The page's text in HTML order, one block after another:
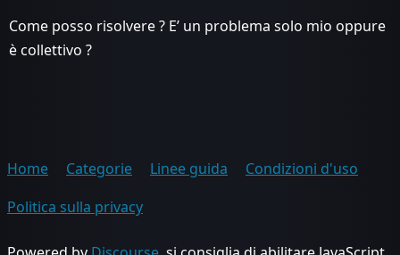
Come posso risolvere ? E’ un problema solo mio oppure
è collettivo ?
Home Categorie Linee guida
Condizioni d'uso
Politica sulla privacy